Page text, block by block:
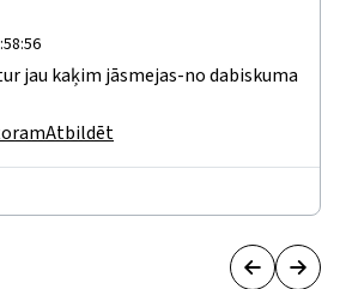
jau kaķim jāsmejas-no dabiskuma
Atbildēt